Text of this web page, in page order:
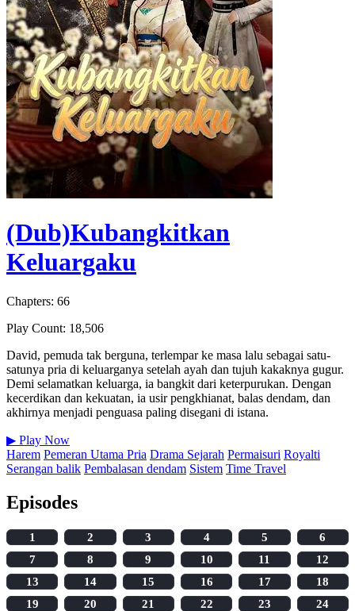
(Dub)Kubangkitkan
Keluargaku
Chapters: 66
Play Count: 18,506
David, pemuda tak berguna, terlempar ke masa lalu sebagai satu-
satunya pria di keluarganya setelah ayah dan tujuh kakaknya gugur.
Demi selamatkan keluarga, ia bangkit dari keterpurukan. Dengan
kecerdikan dan kekuatan, ia usir pengkhianat, balas dendam, dan
akhirnya menjadi penguasa paling disegani di istana.
▶ Play Now
Harem Pemeran Utama Pria Drama Sejarah Permaisuri Royalti
Serangan balik Pembalasan dendam Sistem Time Travel
Episodes
1 2 3 4 5
6
7
8 9 10 11
12
13
14 15 16 17
18
19
20 21 22 23
24